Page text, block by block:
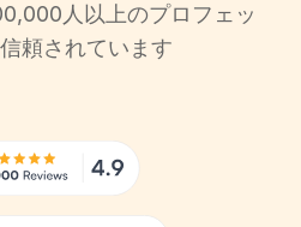
人以上のプロフェッ
頼されています